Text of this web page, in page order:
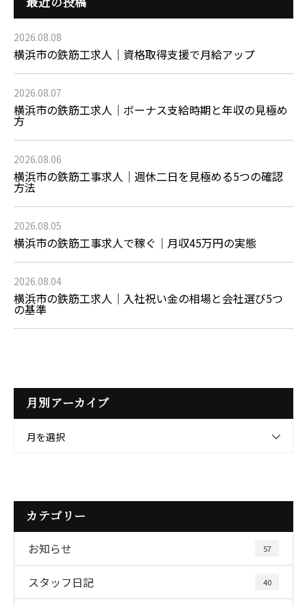
最近の投稿
2026.08.08
横浜市の鉄筋工求人｜資格取得支援で月給アップ
2026.08.07
横浜市の鉄筋工求人｜ボーナス支給時期と年収の見極め
方
2026.08.06
横浜市の鉄筋工事求人｜週休二日を見極める5つの確認
方法
2026.08.05
横浜市の鉄筋工事求人で稼ぐ｜月収45万円の実態
2026.08.04
横浜市の鉄筋工求人｜入社祝い金の相場と会社選び5つ
の基準
月別アーカイブ
月を選択
カテゴリー
お知らせ 57
スタッフ日記 40